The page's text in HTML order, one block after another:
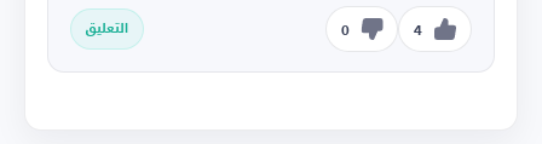
4
0 التعليق